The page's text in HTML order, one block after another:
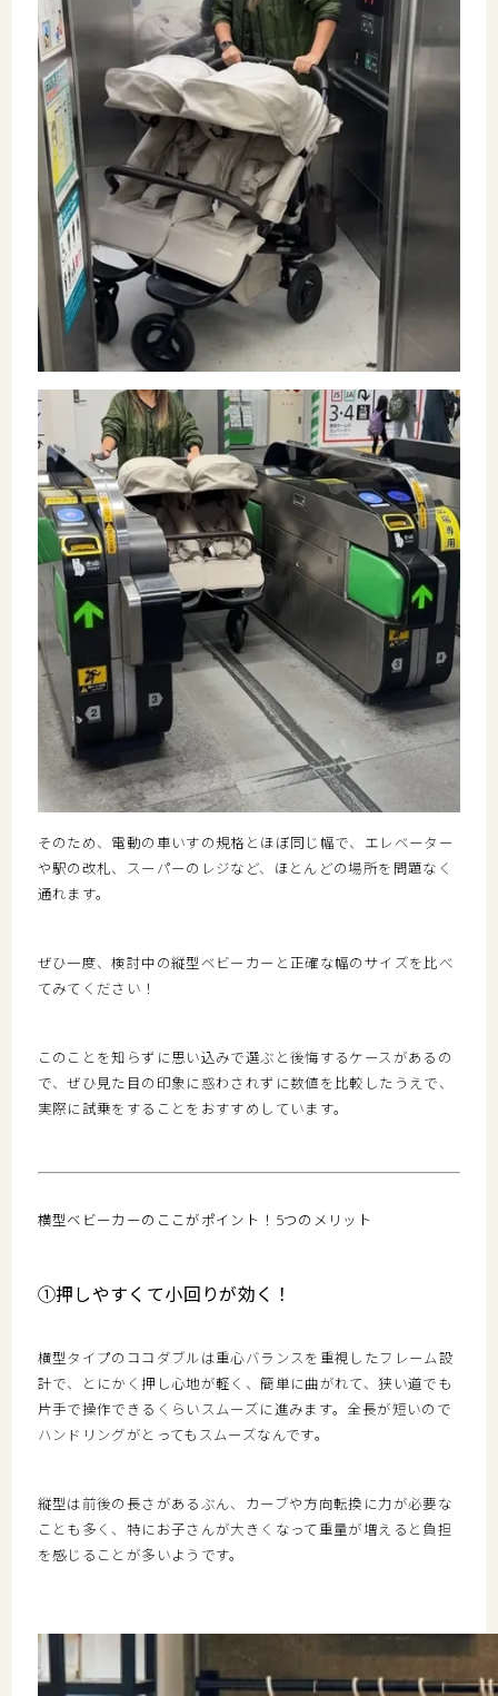
そのため、電動の車いすの規格とほぼ同じ幅で、エレベーター
や駅の改札、スーパーのレジなど、 ほとんどの場所を問題なく
通れます。
ぜひ一度、検討中の縦型ベビーカーと正確な幅のサイズを比べ
てみてください！
このことを知らずに思い込みで選ぶと後悔するケースがあるの
で、ぜひ見た目の印象に惑わされずに数値を比較したうえで、
実際に試乗をすることをおすすめしています。
横型ベビーカーのここがポイント！5つのメリット
①押しやすくて小回りが効く！
横型タイプのココダブルは重心バランスを重視したフレーム設
計で、とにかく押し心地が軽く、簡単に曲がれて、狭い道でも
片手で操作できるくらいスムーズに進みます。全長が短いので
ハンドリングがとってもスムーズなんです。
縦型は前後の長さがあるぶん、カーブや方向転換に力が必要な
ことも多く、特にお子さんが大きくなって重量が増えると負担
を感じることが多いようです。